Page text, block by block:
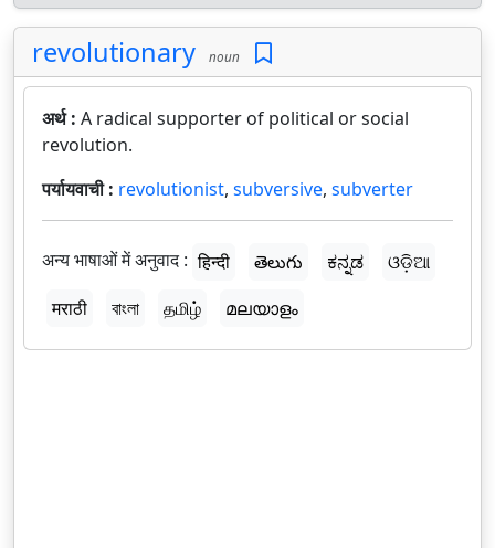
revolutionary noun
अर्थ : A radical supporter of political or social
revolution.
पर्यायवाची : revolutionist, subversive, subverter
अन्य भाषाओं में अनुवाद : हिन्दी తెలుగు ಕನ್ನಡ
ଓଡ଼ିଆ
मराठी
বাংলা தமிழ் മലയാളം